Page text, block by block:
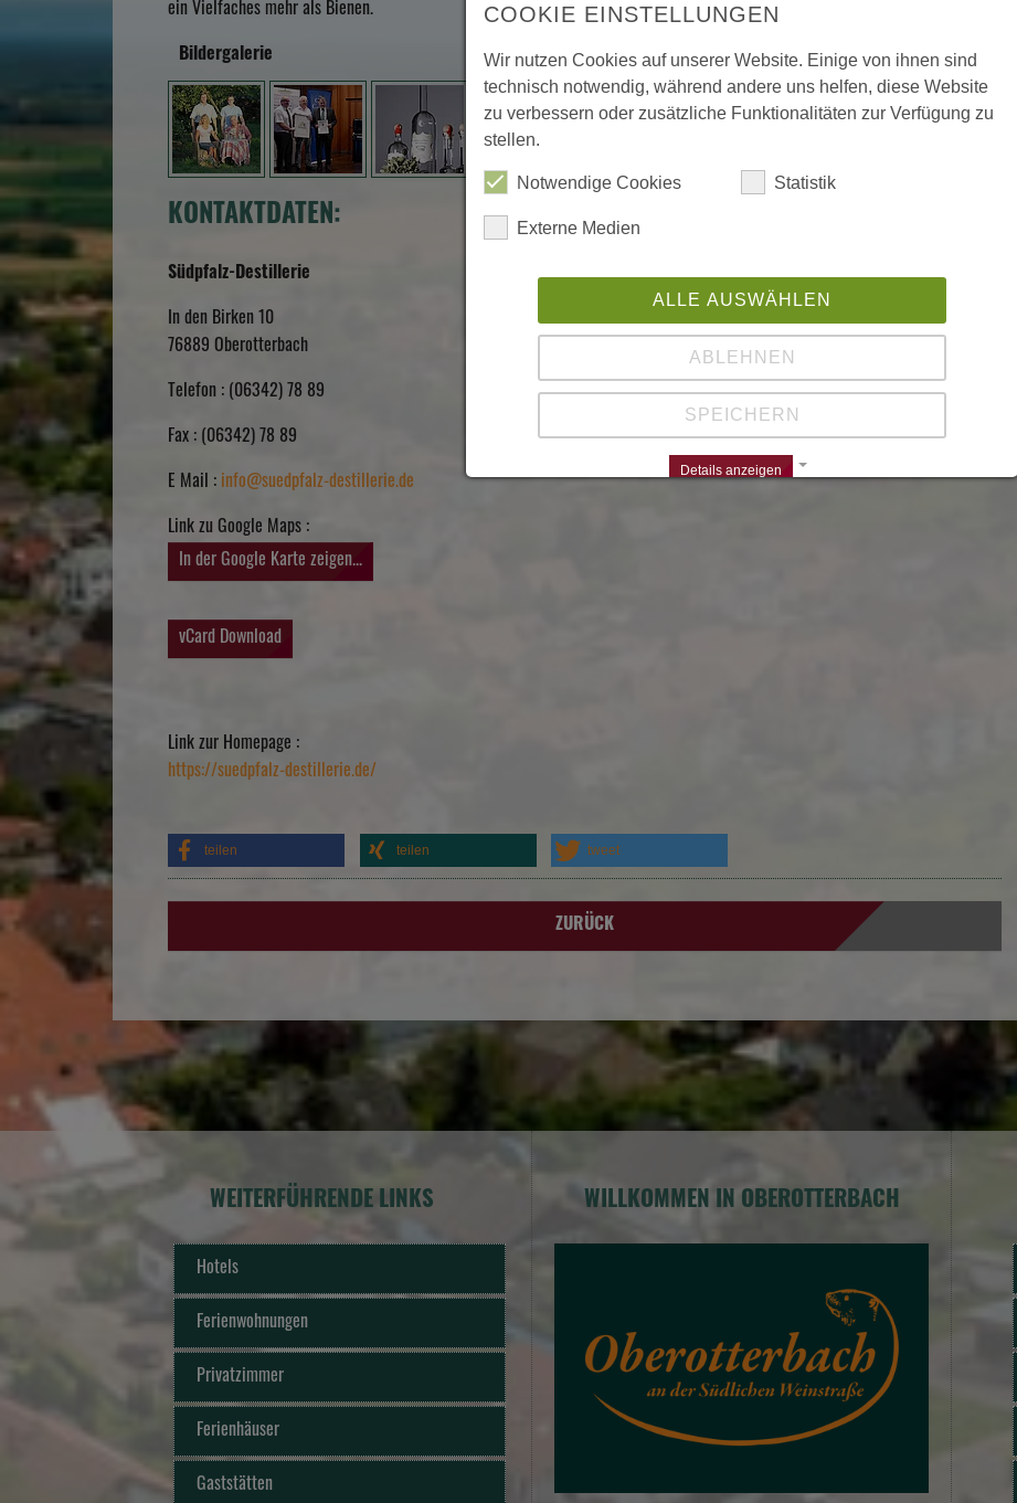
ein Vielfaches mehr als Bienen.
Bildergalerie
KONTAKTDATEN:
Südpfalz-Destillerie
In den Birken 10
76889 Oberotterbach
Telefon : (06342) 78 89
Fax : (06342) 78 89
E Mail : info@suedpfalz-destillerie.de
Link zu Google Maps :
In der Google Karte zeigen...
vCard Download
Link zur Homepage :
https://suedpfalz-destillerie.de/
teilen teilen tweet
ZURÜCK
WEITERFÜHRENDE LINKS
Hotels
Ferienwohnungen
Privatzimmer
Ferienhäuser
Gaststätten
WILLKOMMEN IN OBEROTTERBACH
COOKIE EINSTELLUNGEN
Wir nutzen Cookies auf unserer Website. Einige von ihnen sind
technisch notwendig, während andere uns helfen, diese Website
zu verbessern oder zusätzliche Funktionalitäten zur Verfügung zu
stellen.
Notwendige Cookies Statistik
Externe Medien
ALLE AUSWÄHLEN
ABLEHNEN
SPEICHERN
Details anzeigen